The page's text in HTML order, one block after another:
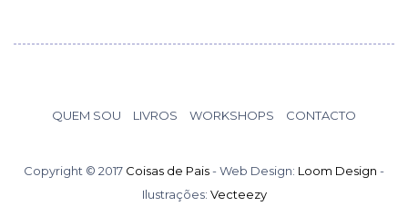
QUEM SOU LIVROS WORKSHOPS CONTACTO
Copyright © 2017 Coisas de Pais- Web Design: Loom Design -
Ilustrações: Vecteezy